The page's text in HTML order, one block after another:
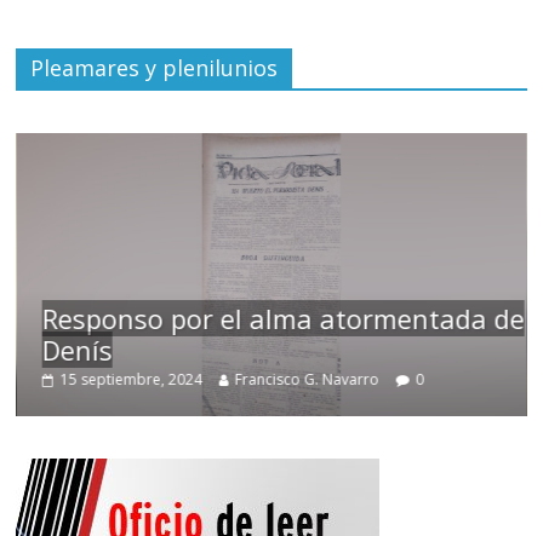
Pleamares y plenilunios
Responso por el alma atormentada de
Denís
15 septiembre, 2024 Francisco G. Navarro 0